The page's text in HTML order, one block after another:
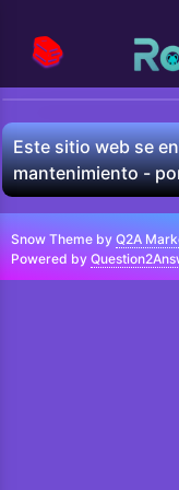
📚
Este sitio web se
mantenimiento -
Snow Theme by Q2A
Powered by